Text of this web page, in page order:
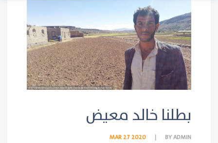
بطلنا خالد معيض
MAR 27 2020 BYADMIN